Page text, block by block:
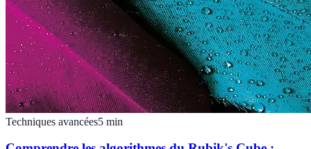
Techniques avancées5 min